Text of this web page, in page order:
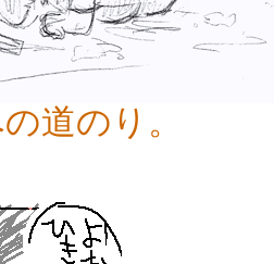
道のり。